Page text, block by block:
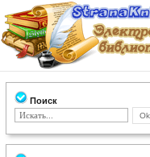
Поиск